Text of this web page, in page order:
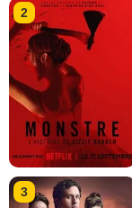
2
3